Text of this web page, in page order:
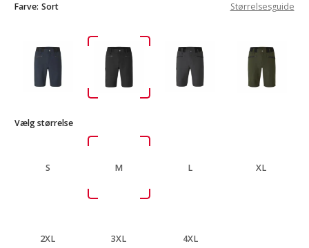
Farve: Sort Størrelsesguide
Vælg størrelse
S M L XL
2XL 3XL 4XL